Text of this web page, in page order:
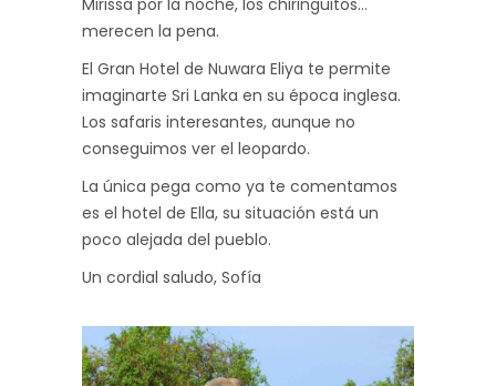
Mirissa por la noche, los chiringuitos…
merecen la pena.
El Gran Hotel de Nuwara Eliya te permite
imaginarte Sri Lanka en su época inglesa.
Los safaris interesantes, aunque no
conseguimos ver el leopardo.
La única pega como ya te comentamos
es el hotel de Ella, su situación está un
poco alejada del pueblo.
Un cordial saludo, Sofía